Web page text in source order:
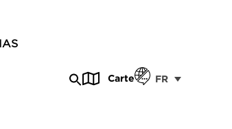
Carte FR